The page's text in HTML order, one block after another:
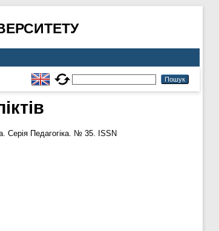
Серія Педагогіка. № 35. ISSN